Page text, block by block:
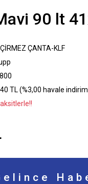
90 lt
ÇANTA-KLF
TL (%3,00 havale